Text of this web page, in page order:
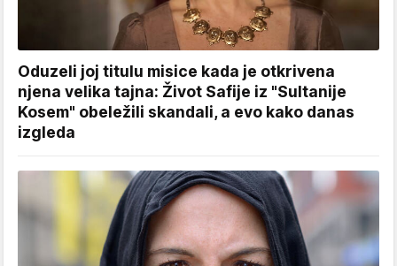
Oduzeli joj titulu misice kada je otkrivena
njena velika tajna: Život Safije iz "Sultanije
Kosem" obeležili skandali, a evo kako danas
izgleda